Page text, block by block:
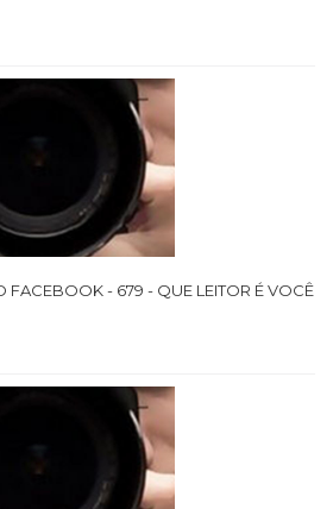
FACEBOOK - 679 - QUE LEITOR É VOCÊ